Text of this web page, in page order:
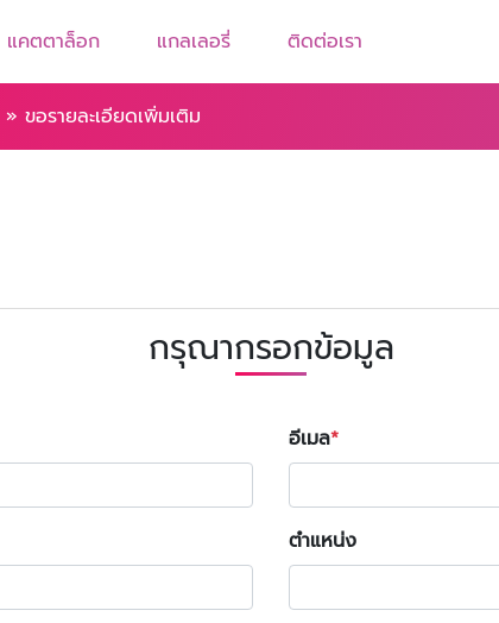
แคตตาล็อก แกลเลอรี่ ติดต่อเรา
» ขอรายละเอียดเพิ่มเติม
กรุณากรอกข้อมูล
อีเมล
ตำแหน่ง